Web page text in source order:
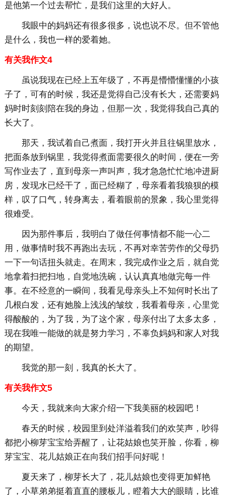
是他第一个过去帮忙，是我们这里的大好人。
我眼中的妈妈还有很多很多，说也说不尽。但不管他
是什么，我也一样的爱着她。
有关我作文4
虽说我现在已经上五年级了，不再是懵懵懂懂的小孩
子了，可有的时候，我还是觉得自己没有长大，还需要妈
妈时时刻刻陪在我的身边，但那一次，我觉得我自己真的
长大了。
那天，我试着自己煮面，我打开火并且往锅里放水，
把面条放到锅里，我觉得煮面需要很久的时间，便在一旁
写作业去了，直到母亲一声叫声，我才急急忙忙地冲进厨
房，发现水已经干了，面已经糊了，母亲看着我狼狈的模
样，叹了口气，转身离去，看着眼前的景象，我心里觉得
很难受。
因为那件事后，我明白了做任何事情都不能一心二
用，做事情时我不再跑出去玩，不再对幸苦劳作的父母扔
一下一句话扭头就走。在周末，我完成作业之后，就自觉
地拿着扫把扫地，自觉地洗碗，认认真真地做完每一件
事。在不经意的一瞬间，我看见母亲头上不知何时长出了
几根白发，还有她脸上浅浅的皱纹，我看着母亲，心里觉
得酸酸的，为了我，为了这个家，母亲付出了太多太多，
现在我唯一能做的就是努力学习，不辜负妈妈和家人对我
的期望。
我觉的那一刻，我真的长大了。
有关我作文5
今天，我就来向大家介绍一下我美丽的校园吧！
春天的时候，校园里到处洋溢着我们的欢笑声，吵得
都把小柳芽宝宝给弄醒了，让花姑娘也笑开脸，你看，柳
芽宝宝、花儿姑娘正在向我们招手问好呢！
夏天来了，柳芽长大了，花儿姑娘也变得更加鲜艳
了，小草弟弟挺着直直的腰板儿，瞪着大大的眼睛，比谁